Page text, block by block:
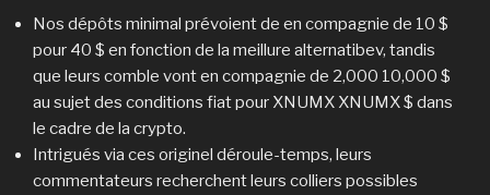
Nos dépôts minimal prévoient de en compagnie de 10 $
pour 40 $ en fonction de la meillure alternatibev, tandis
que leurs comble vont en compagnie de 2,000 10,000 $
au sujet des conditions fiat pour XNUMX XNUMX $ dans
le cadre de la crypto.
Intrigués via ces originel déroule-temps, leurs
commentateurs recherchent leurs colliers possibles